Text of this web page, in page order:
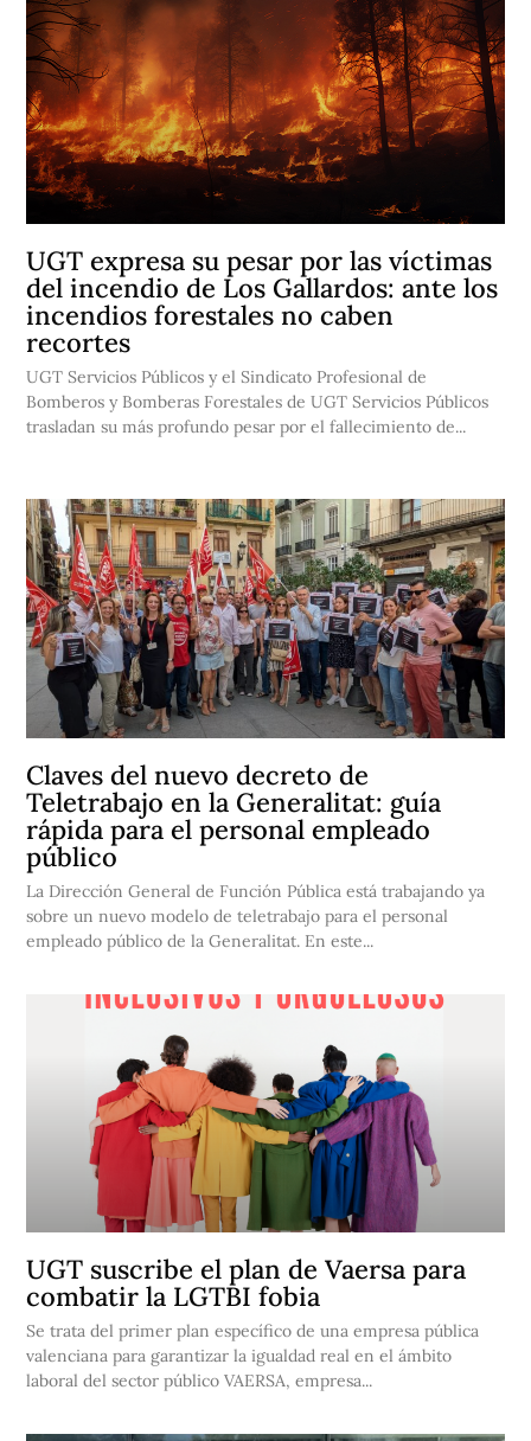
UGT expresa su pesar por las víctimas
del incendio de Los Gallardos: ante los
incendios forestales no caben
recortes
UGT Servicios Públicos y el Sindicato Profesional de
Bomberos y Bomberas Forestales de UGT Servicios Públicos
trasladan su más profundo pesar por el fallecimiento de...
Claves del nuevo decreto de
Teletrabajo en la Generalitat: guía
rápida para el personal empleado
público
La Dirección General de Función Pública está trabajando ya
sobre un nuevo modelo de teletrabajo para el personal
empleado público de la Generalitat. En este...
UGT suscribe el plan de Vaersa para
combatir la LGTBI fobia
Se trata del primer plan específico de una empresa pública
valenciana para garantizar la igualdad real en el ámbito
laboral del sector público VAERSA, empresa...